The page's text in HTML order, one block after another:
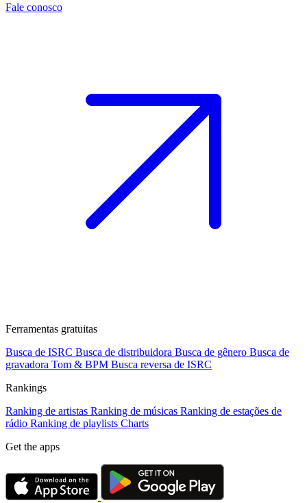
Fale conosco
Ferramentas gratuitas
Busca de ISRC Busca de distribuidora Busca de gênero Busca de
gravadora Tom & BPM Busca reversa de ISRC
Rankings
Ranking de artistas Ranking de músicas Ranking de estações de
rádio Ranking de playlists Charts
Get the apps